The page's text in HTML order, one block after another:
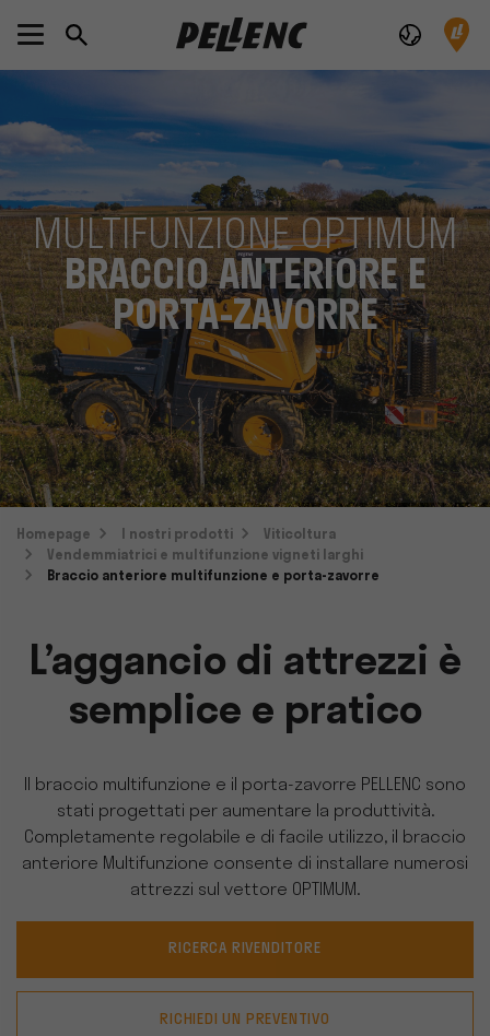
MULTIFUNZIONE OPTIMUM
BRACCIO ANTERIORE E
PORTA-ZAVORRE
Homepage I nostri prodotti
Viticoltura
Vendemmiatrici e multifunzione vigneti larghi
Braccio anteriore multifunzione e porta-zavorre
L’aggancio di attrezzi è
semplice e pratico
Il braccio multifunzione e il porta-zavorre PELLENC sono
stati progettati per aumentare la produttività.
Completamente regolabile e di facile utilizzo, il braccio
anteriore Multifunzione consente di installare numerosi
attrezzi sul vettore OPTIMUM.
RICERCA RIVENDITORE
RICHIEDI UN PREVENTIVO